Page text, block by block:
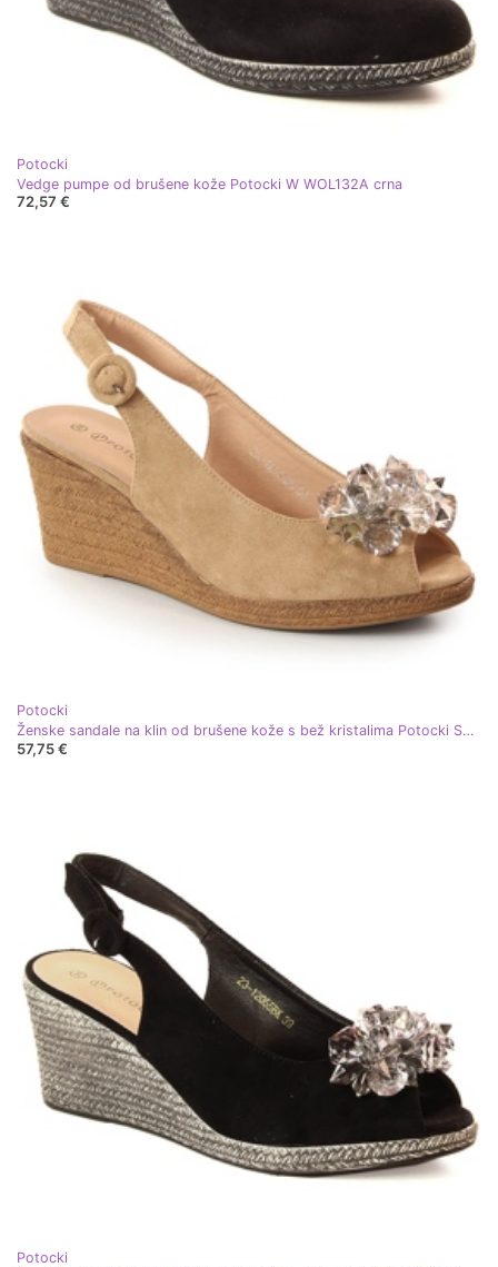
Potocki
Vedge pumpe od brušene kože Potocki W WOL132A crna
72,57 €
Potocki
Ženske sandale na klin od brušene kože s bež kristalima Potocki SZ12055
57,75 €
Potocki